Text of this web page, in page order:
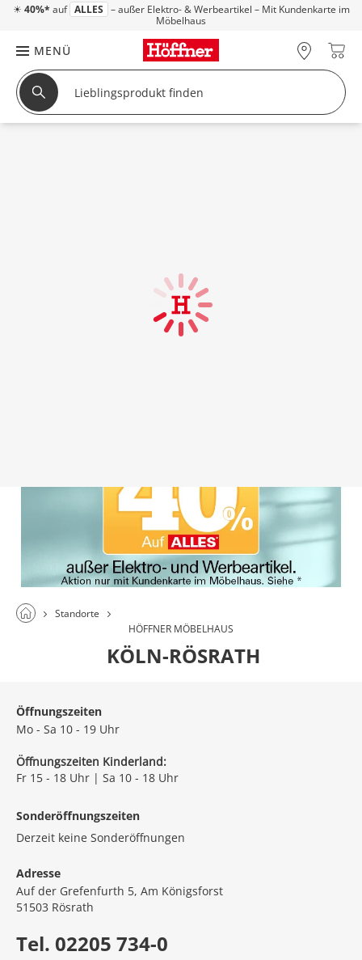
☀ 40%* auf ALLES – außer Elektro- & Werbeartikel – Mit Kundenkarte im
Möbelhaus
MENÜ
Standorte
HÖFFNER MÖBELHAUS
KÖLN-RÖSRATH
Öffnungszeiten
Mo - Sa 10 - 19 Uhr
Öffnungszeiten Kinderland:
Fr 15 - 18 Uhr | Sa 10 - 18 Uhr
Sonderöffnungszeiten
Derzeit keine Sonderöffnungen
Adresse
Auf der Grefenfurth 5, Am Königsforst
51503 Rösrath
Tel. 02205 734-0